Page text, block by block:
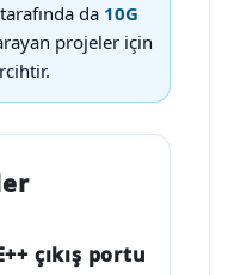
da 10G
projeler için
çıkış portu